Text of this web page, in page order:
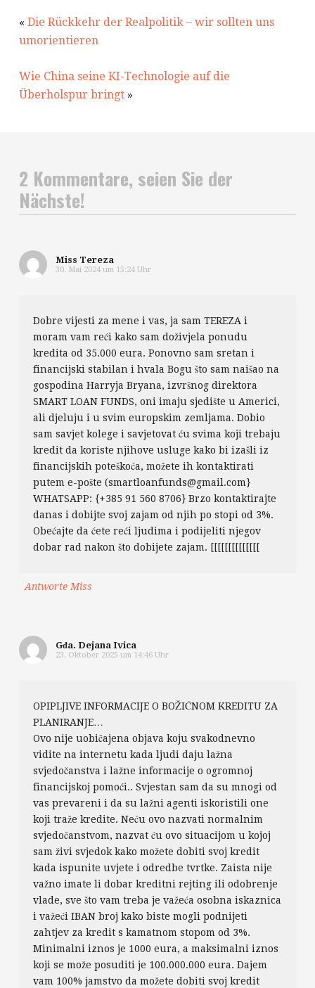
« Die Rückkehr der Realpolitik – wir sollten uns
umorientieren
Wie China seine KI-Technologie auf die
Überholspur bringt»
2 Kommentare, seien Sie der
Nächste!
Miss Tereza
30. Mai 2024 um 15:24 Uhr
Dobre vijesti za mene i vas, ja sam TEREZA i
moram vam reći kako sam doživjela ponudu
kredita od 35.000 eura. Ponovno sam sretan i
financijski stabilan i hvala Bogu što sam naišao na
gospodina Harryja Bryana, izvršnog direktora
SMART LOAN FUNDS, oni imaju sjedište u Americi,
ali djeluju i u svim europskim zemljama. Dobio
sam savjet kolege i savjetovat ću svima koji trebaju
kredit da koriste njihove usluge kako bi izašli iz
financijskih poteškoća, možete ih kontaktirati
putem e-pošte (smartloanfunds@gmail.com}
WHATSAPP: {+385 91 560 8706} Brzo kontaktirajte
danas i dobijte svoj zajam od njih po stopi od 3%.
Obećajte da ćete reći ljudima i podijeliti njegov
dobar rad nakon što dobijete zajam. [[[[[[[[[[[[[[
Antworte Miss
Gđa. Dejana Ivica
23. Oktober 2025 um 14:46 Uhr
OPIPLJIVE INFORMACIJE O BOŽIĆNOM KREDITU ZA
PLANIRANJE…
Ovo nije uobičajena objava koju svakodnevno
vidite na internetu kada ljudi daju lažna
svjedočanstva i lažne informacije o ogromnoj
financijskoj pomoći.. Svjestan sam da su mnogi od
vas prevareni i da su lažni agenti iskoristili one
koji traže kredite. Neću ovo nazvati normalnim
svjedočanstvom, nazvat ću ovo situacijom u kojoj
sam živi svjedok kako možete dobiti svoj kredit
kada ispunite uvjete i odredbe tvrtke. Zaista nije
važno imate li dobar kreditni rejting ili odobrenje
vlade, sve što vam treba je važeća osobna iskaznica
i važeći IBAN broj kako biste mogli podnijeti
zahtjev za kredit s kamatnom stopom od 3%.
Minimalni iznos je 1000 eura, a maksimalni iznos
koji se može posuditi je 100.000.000 eura. Dajem
vam 100% jamstvo da možete dobiti svoj kredit